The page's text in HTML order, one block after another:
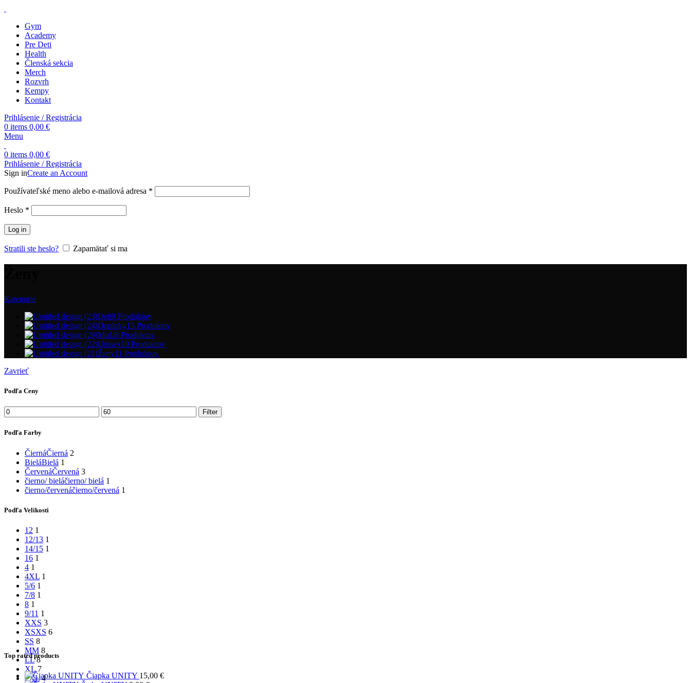
Gym
Academy
Pre Deti
Health
Členská sekcia
Merch
Rozvrh
Kempy
Kontakt
Prihlásenie / Registrácia
0 items 0,00 €
Menu
0 items 0,00 €
Prihlásenie / Registrácia
Sign inCreate an Account
Používateľské meno alebo e-mailová adresa *
Heslo *
Log in
Stratili ste heslo? Zapamätať si ma
Kategorie
Deti9 Produktov
Doplnky15 Produktov
Muži8 Produktov
Unisex10 Produktov
Ženy11 Produktov
Zavrieť
Podľa Ceny
Minimálna
cena
Maximálna
cena
Filter
Podľa Farby
ČiernáČierná 2
BieláBielá 1
ČervenáČervená 3
čierno/ bieláčierno/ bielá 1
čierno/červenáčierno/červená 1
Podľa Velikosti
12 1
12/13 1
14/15 1
16 1
4 1
4XL 1
5/6 1
7/8 1
8 1
9/11 1
XXS 3
XSXS 6
SS 8
MM 8
LL 8
XL 7
2XL 4
Top rated products
Čiapka UNITY 15,00 €